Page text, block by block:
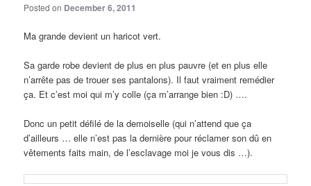
Posted on December 6, 2011
Ma grande devient un haricot vert.
Sa garde robe devient de plus en plus pauvre (et en plus elle
n’arrête pas de trouer ses pantalons). Il faut vraiment remédier
ça. Et c’est moi qui m’y colle (ça m’arrange bien :D) ….
Donc un petit défilé de la demoiselle (qui n’attend que ça
d’ailleurs … elle n’est pas la dernière pour réclamer son dû en
vêtements faits main, de l’esclavage moi je vous dis …).